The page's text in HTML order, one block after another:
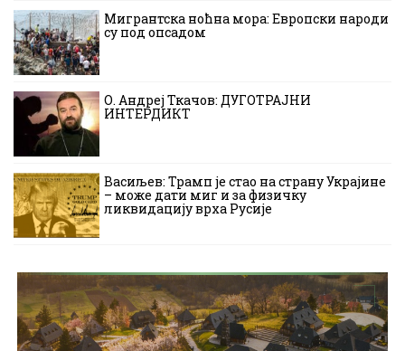
Мигрантска ноћна мора: Европски народи
су под опсадом
О. Андреј Ткачов: ДУГОТРАЈНИ
ИНТЕРДИКТ
Васиљев: Трамп је стао на страну Украјине
– може дати миг и за физичку
ликвидацију врха Русије